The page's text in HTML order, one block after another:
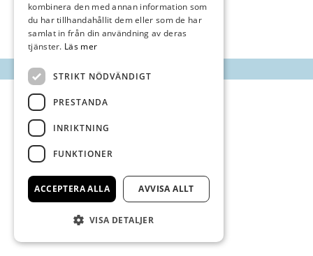
kombinera den med annan information som
du har tillhandahållit dem eller som de har
samlat in från din användning av deras
tjänster. Läs mer
STRIKT NÖDVÄNDIGT
PRESTANDA
INRIKTNING
FUNKTIONER
ACCEPTERA ALLA AVVISA ALLT
VISA DETALJER